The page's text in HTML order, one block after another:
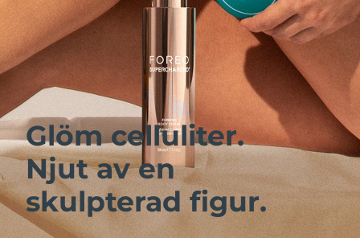
Glöm celluliter.
Njut av en
skulpterad figur.